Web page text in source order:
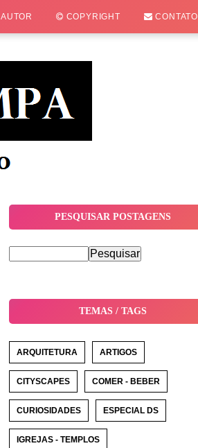
AUTOR COPYRIGHT CONTATO
PESQUISAR POSTAGENS
TEMAS / TAGS
ARQUITETURA ARTIGOS
CITYSCAPES COMER - BEBER
CURIOSIDADES ESPECIAL DS
IGREJAS - TEMPLOS